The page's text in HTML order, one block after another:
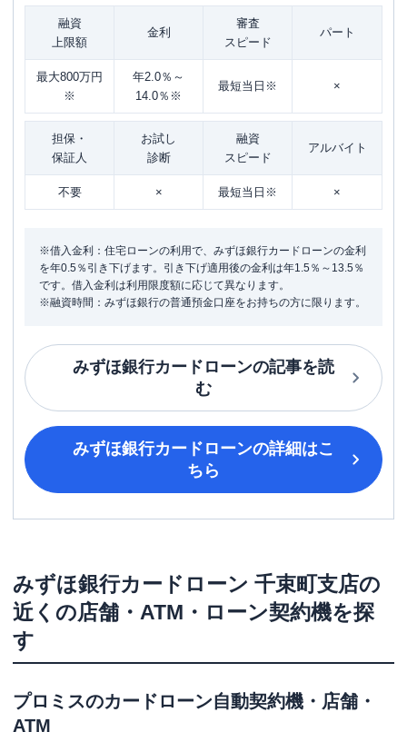
融資
上限額
金利
審査
スピード
パート
最大800万円
※
年2.0％～
14.0％※
最短当日※ ×
担保・
保証人
お試し
診断
融資
スピード
アルバイト
不要 × 最短当日※ ×
※借入金利：住宅ローンの利用で、みずほ銀行カードローンの金利
を年0.5％引き下げます。引き下げ適用後の金利は年1.5％～13.5％
です。借入金利は利用限度額に応じて異なります。
※融資時間：みずほ銀行の普通預金口座をお持ちの方に限ります。
みずほ銀行カードローンの記事を読
む
みずほ銀行カードローンの詳細はこ
ちら
みずほ銀行カードローン 千束町支店の
近くの店舗・ATM・ローン契約機を探
す
プロミスのカードローン自動契約機・店舗・
ATM